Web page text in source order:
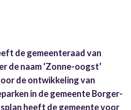
de gemeenteraad van
de naam ‘Zonne-oogst’
de ontwikkeling van
in de gemeente Borger-
heeft de gemeente voor